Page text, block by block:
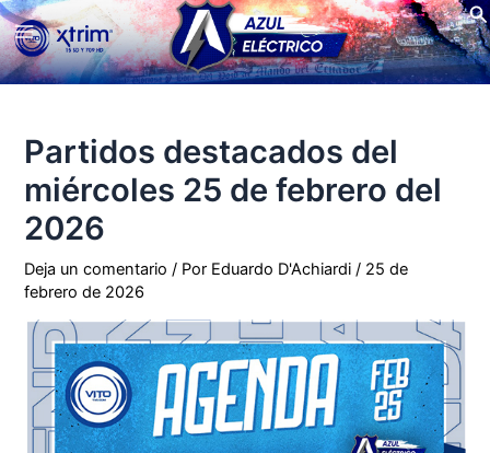
Ir
al
contenido
Main
Menu
Partidos destacados del
miércoles 25 de febrero del
2026
Deja un comentario / Por Eduardo D'Achiardi/ 25 de
febrero de 2026